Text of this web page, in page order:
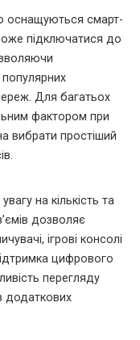
оснащуються смарт-
підключатися до
популярних
Для багатьох
фактором при
вибрати простіший
на кількість та
дозволяє
ігрові консолі
цифрового
перегляду
додаткових